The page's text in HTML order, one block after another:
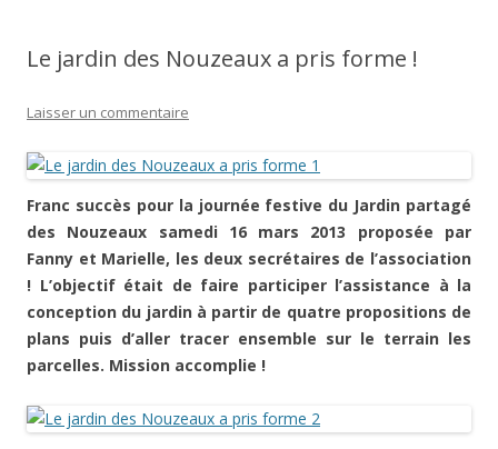
Le jardin des Nouzeaux a pris forme !
Laisser un commentaire
Franc succès pour la journée festive du Jardin partagé
des Nouzeaux samedi 16 mars 2013 proposée par
Fanny et Marielle, les deux secrétaires de l’association
! L’objectif était de faire participer l’assistance à la
conception du jardin à partir de quatre propositions de
plans puis d’aller tracer ensemble sur le terrain les
parcelles. Mission accomplie !